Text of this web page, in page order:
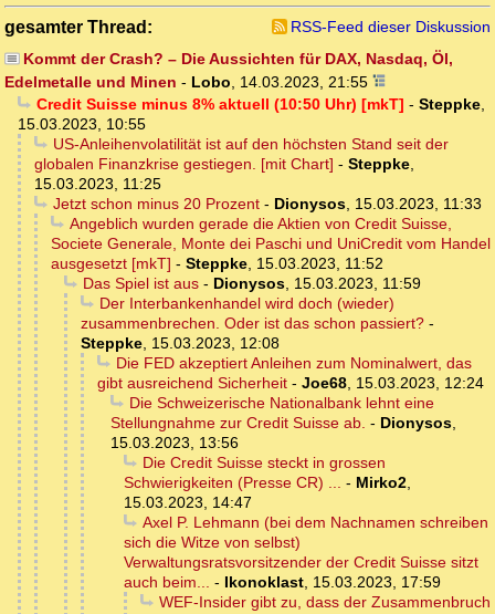
gesamter Thread:
RSS-Feed dieser Diskussion
Kommt der Crash? – Die Aussichten für DAX, Nasdaq, Öl,
Edelmetalle und Minen - Lobo, 14.03.2023, 21:55
Credit Suisse minus 8% aktuell (10:50 Uhr) [mkT] - Steppke,
15.03.2023, 10:55
US-Anleihenvolatilität ist auf den höchsten Stand seit der
globalen Finanzkrise gestiegen. [mit Chart] - Steppke,
15.03.2023, 11:25
Jetzt schon minus 20 Prozent- Dionysos, 15.03.2023, 11:33
Angeblich wurden gerade die Aktien von Credit Suisse,
Societe Generale, Monte dei Paschi und UniCredit vom Handel
ausgesetzt [mkT] - Steppke, 15.03.2023, 11:52
Das Spiel ist aus- Dionysos, 15.03.2023, 11:59
Der Interbankenhandel wird doch (wieder)
zusammenbrechen. Oder ist das schon passiert? -
Steppke, 15.03.2023, 12:08
Die FED akzeptiert Anleihen zum Nominalwert, das
gibt ausreichend Sicherheit - Joe68, 15.03.2023, 12:24
Die Schweizerische Nationalbank lehnt eine
Stellungnahme zur Credit Suisse ab. - Dionysos,
15.03.2023, 13:56
Die Credit Suisse steckt in grossen
Schwierigkeiten (Presse CR) ... - Mirko2,
15.03.2023, 14:47
Axel P. Lehmann (bei dem Nachnamen schreiben
sich die Witze von selbst)
Verwaltungsratsvorsitzender der Credit Suisse sitzt
auch beim... - Ikonoklast, 15.03.2023, 17:59
WEF-Insider gibt zu, dass der Zusammenbruch